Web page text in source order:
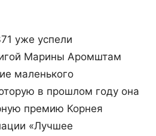
уже успели
Марины Аромштам
маленького
в прошлом году она
премию Корнея
«Лучшее